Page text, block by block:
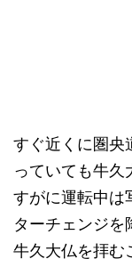
すぐ近くに圏央
っていても牛久
すがに運転中は
ターチェンジを
牛久大仏を拝む